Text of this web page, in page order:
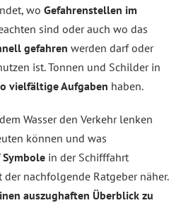
wo Gefahrenstellen im
sind oder auch wo das
gefahren werden darf oder
ist. Tonnen und Schilder in
vielfältige Aufgaben haben.
Wasser den Verkehr lenken
können und was
in der Schifffahrt
nachfolgende Ratgeber näher.
auszughaften Überblick zu